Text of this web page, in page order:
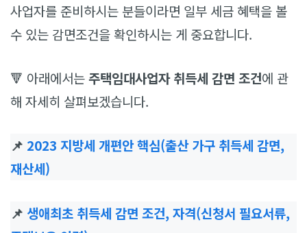
사업자를 준비하시는 분들이라면 일부 세금 혜택을 볼
수 있는 감면조건을 확인하시는 게 중요합니다.
🔻 아래에서는주택임대사업자 취득세 감면 조건에 관
해 자세히 살펴보겠습니다.
📌 2023 지방세 개편안 핵심(출산 가구 취득세 감면,
재산세)
📌 생애최초 취득세 감면 조건, 자격(신청서 필요서류,